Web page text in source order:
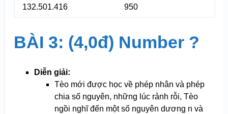
132.501.416 950
BÀI 3: (4,0đ) Number ?
Diễn giải:
Tèo mới được học về phép nhân và phép
chia số nguyên, những lúc rảnh rỗi, Tèo
ngồi nghĩ đến một số nguyên dương n và